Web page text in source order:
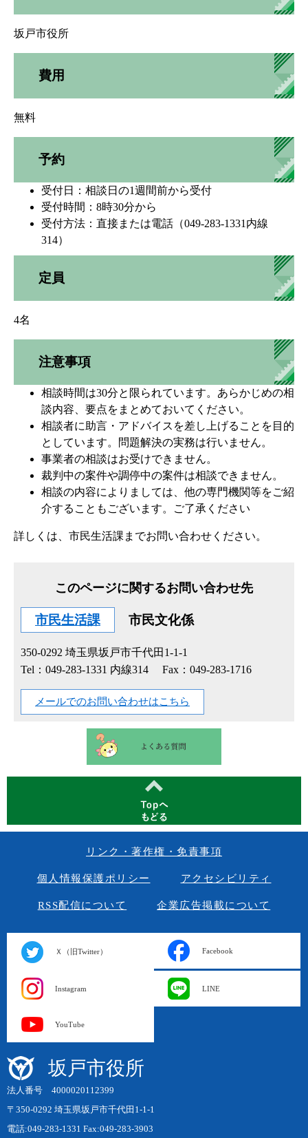
坂戸市役所
費用
無料
予約
受付日：相談日の1週間前から受付
受付時間：8時30分から
受付方法：直接または電話（049-283-1331内線
314）
定員
4名
注意事項
相談時間は30分と限られています。あらかじめの相
談内容、要点をまとめておいてください。
相談者に助言・アドバイスを差し上げることを目的
としています。問題解決の実務は行いません。
事業者の相談はお受けできません。
裁判中の案件や調停中の案件は相談できません。
相談の内容によりましては、他の専門機関等をご紹
介することもございます。ご了承ください
詳しくは、市民生活課までお問い合わせください。
このページに関するお問い合わせ先
市民生活課 市民文化係
350-0292 埼玉県坂戸市千代田1-1-1
Tel：049-283-1331 内線314
Fax：049-283-1716
メールでのお問い合わせはこちら
リンク・著作権・免責事項
個人情報保護ポリシー アクセシビリティ
RSS配信について 企業広告掲載について
Ｘ（旧Twitter） Facebook
Instagram LINE
YouTube
坂戸市役所
法人番号 4000020112399
〒350-0292 埼玉県坂戸市千代田1-1-1
電話:049-283-1331 Fax:049-283-3903